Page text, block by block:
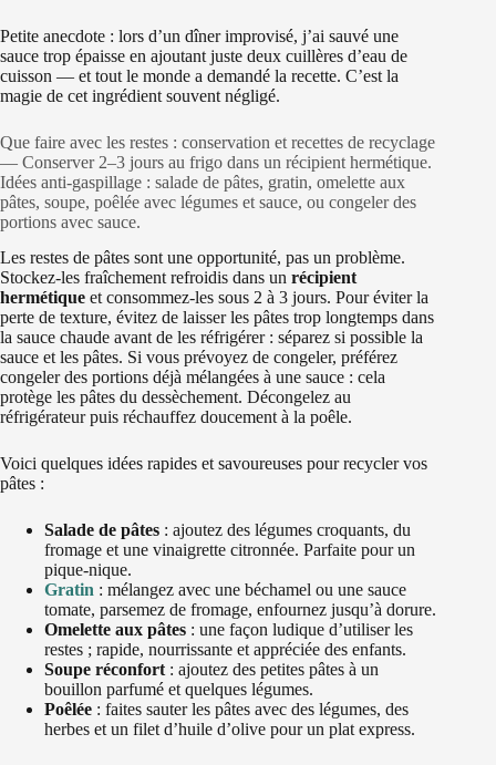
Petite anecdote : lors d’un dîner improvisé, j’ai sauvé une
sauce trop épaisse en ajoutant juste deux cuillères d’eau de
cuisson — et tout le monde a demandé la recette. C’est la
magie de cet ingrédient souvent négligé.
Que faire avec les restes : conservation et recettes de recyclage
— Conserver 2–3 jours au frigo dans un récipient hermétique.
Idées anti-gaspillage : salade de pâtes, gratin, omelette aux
pâtes, soupe, poêlée avec légumes et sauce, ou congeler des
portions avec sauce.
Les restes de pâtes sont une opportunité, pas un problème.
Stockez-les fraîchement refroidis dans un récipient
hermétique et consommez-les sous 2 à 3 jours. Pour éviter la
perte de texture, évitez de laisser les pâtes trop longtemps dans
la sauce chaude avant de les réfrigérer : séparez si possible la
sauce et les pâtes. Si vous prévoyez de congeler, préférez
congeler des portions déjà mélangées à une sauce : cela
protège les pâtes du dessèchement. Décongelez au
réfrigérateur puis réchauffez doucement à la poêle.
Voici quelques idées rapides et savoureuses pour recycler vos
pâtes :
Salade de pâtes : ajoutez des légumes croquants, du
fromage et une vinaigrette citronnée. Parfaite pour un
pique-nique.
Gratin : mélangez avec une béchamel ou une sauce
tomate, parsemez de fromage, enfournez jusqu’à dorure.
Omelette aux pâtes : une façon ludique d’utiliser les
restes ; rapide, nourrissante et appréciée des enfants.
Soupe réconfort : ajoutez des petites pâtes à un
bouillon parfumé et quelques légumes.
Poêlée : faites sauter les pâtes avec des légumes, des
herbes et un filet d’huile d’olive pour un plat express.